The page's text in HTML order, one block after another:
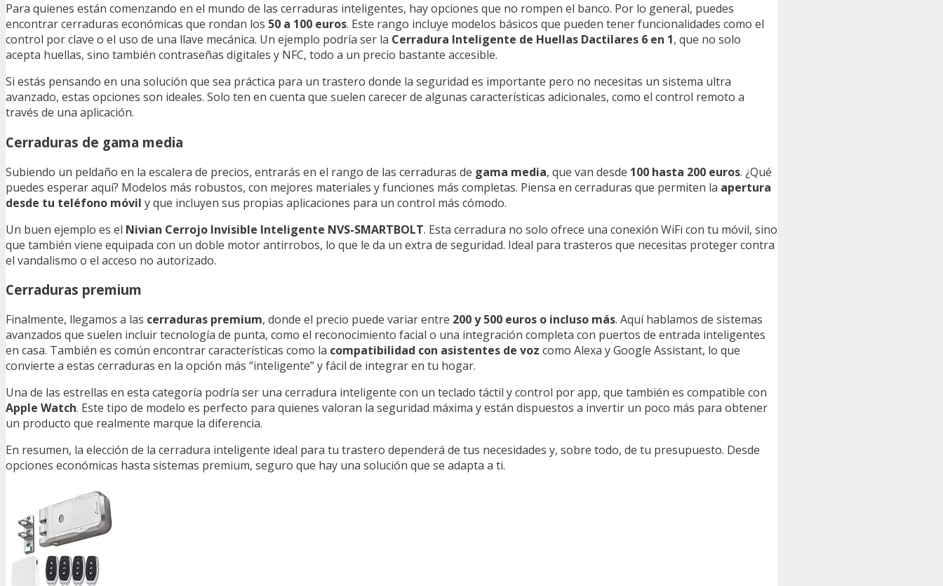
Para quienes están comenzando en el mundo de las cerraduras inteligentes, hay opciones que no rompen el banco. Por lo general, puedes
encontrar cerraduras económicas que rondan los 50 a 100 euros. Este rango incluye modelos básicos que pueden tener funcionalidades como el
control por clave o el uso de una llave mecánica. Un ejemplo podría ser la Cerradura Inteligente de Huellas Dactilares 6 en 1, que no solo
acepta huellas, sino también contraseñas digitales y NFC, todo a un precio bastante accesible.
Si estás pensando en una solución que sea práctica para un trastero donde la seguridad es importante pero no necesitas un sistema ultra
avanzado, estas opciones son ideales. Solo ten en cuenta que suelen carecer de algunas características adicionales, como el control remoto a
través de una aplicación.
Cerraduras de gama media
Subiendo un peldaño en la escalera de precios, entrarás en el rango de las cerraduras de gama media, que van desde 100 hasta 200 euros. ¿Qué
puedes esperar aquí? Modelos más robustos, con mejores materiales y funciones más completas. Piensa en cerraduras que permiten la apertura
desde tu teléfono móvil y que incluyen sus propias aplicaciones para un control más cómodo.
Un buen ejemplo es el Nivian Cerrojo Invisible Inteligente NVS-SMARTBOLT. Esta cerradura no solo ofrece una conexión WiFi con tu móvil, sino
que también viene equipada con un doble motor antirrobos, lo que le da un extra de seguridad. Ideal para trasteros que necesitas proteger contra
el vandalismo o el acceso no autorizado.
Cerraduras premium
Finalmente, llegamos a las cerraduras premium, donde el precio puede variar entre 200 y 500 euros o incluso más. Aquí hablamos de sistemas
avanzados que suelen incluir tecnología de punta, como el reconocimiento facial o una integración completa con puertos de entrada inteligentes
en casa. También es común encontrar características como la compatibilidad con asistentes de voz como Alexa y Google Assistant, lo que
convierte a estas cerraduras en la opción más “inteligente” y fácil de integrar en tu hogar.
Una de las estrellas en esta categoría podría ser una cerradura inteligente con un teclado táctil y control por app, que también es compatible con
Apple Watch. Este tipo de modelo es perfecto para quienes valoran la seguridad máxima y están dispuestos a invertir un poco más para obtener
un producto que realmente marque la diferencia.
En resumen, la elección de la cerradura inteligente ideal para tu trastero dependerá de tus necesidades y, sobre todo, de tu presupuesto. Desde
opciones económicas hasta sistemas premium, seguro que hay una solución que se adapta a ti.